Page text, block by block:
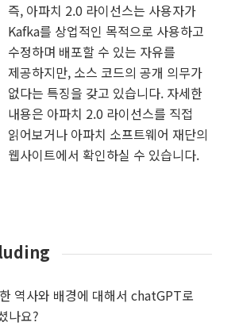
즉, 아파치 2.0 라이선스는 사용자가
Kafka를 상업적인 목적으로 사용하고
수정하며 배포할 수 있는 자유를
제공하지만, 소스 코드의 공개 의무가
없다는 특징을 갖고 있습니다. 자세한
내용은 아파치 2.0 라이선스를 직접
읽어보거나 아파치 소프트웨어 재단의
웹사이트에서 확인하실 수 있습니다.
역사와 배경에 대해서 chatGPT로
나요?